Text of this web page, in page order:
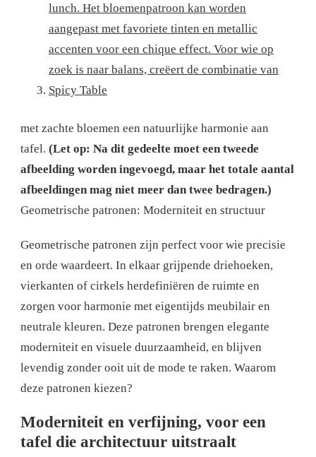
lunch. Het bloemenpatroon kan worden
aangepast met favoriete tinten en metallic
accenten voor een chique effect. Voor wie op
zoek is naar balans, creëert de combinatie van
Spicy Table
met zachte bloemen een natuurlijke harmonie aan
tafel. (Let op: Na dit gedeelte moet een tweede
afbeelding worden ingevoegd, maar het totale aantal
afbeeldingen mag niet meer dan twee bedragen.)
Geometrische patronen: Moderniteit en structuur
Geometrische patronen zijn perfect voor wie precisie
en orde waardeert. In elkaar grijpende driehoeken,
vierkanten of cirkels herdefiniëren de ruimte en
zorgen voor harmonie met eigentijds meubilair en
neutrale kleuren. Deze patronen brengen elegante
moderniteit en visuele duurzaamheid, en blijven
levendig zonder ooit uit de mode te raken. Waarom
deze patronen kiezen?
Moderniteit en verfijning, voor een
tafel die architectuur uitstraalt